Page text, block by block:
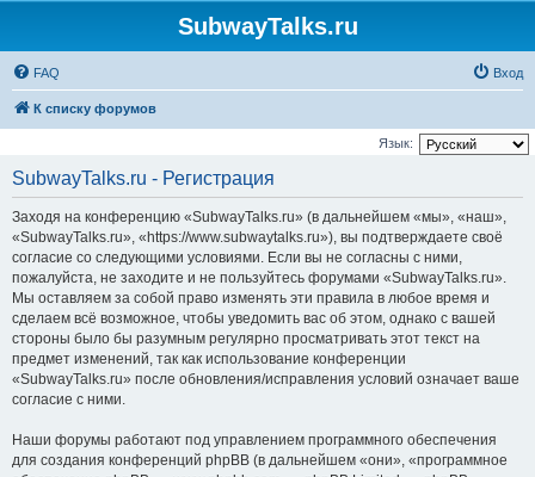
SubwayTalks.ru
FAQ Вход
К списку форумов
Язык:
SubwayTalks.ru - Регистрация
Заходя на конференцию «SubwayTalks.ru» (в дальнейшем «мы», «наш»,
«SubwayTalks.ru», «https://www.subwaytalks.ru»), вы подтверждаете своё
согласие со следующими условиями. Если вы не согласны с ними,
пожалуйста, не заходите и не пользуйтесь форумами «SubwayTalks.ru».
Мы оставляем за собой право изменять эти правила в любое время и
сделаем всё возможное, чтобы уведомить вас об этом, однако с вашей
стороны было бы разумным регулярно просматривать этот текст на
предмет изменений, так как использование конференции
«SubwayTalks.ru» после обновления/исправления условий означает ваше
согласие с ними.
Наши форумы работают под управлением программного обеспечения
для создания конференций phpBB (в дальнейшем «они», «программное